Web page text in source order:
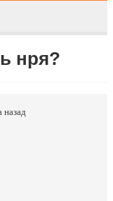
нря?
назад